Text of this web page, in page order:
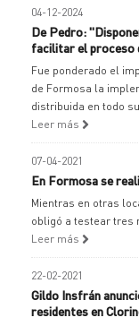
04-12-2024
De Pedro:
facilitar el proceso
Fue ponderado el
de Formosa la
distribuida en todo
Leer más
07-04-2021
En Formosa se
Mientras en otras
obligó a testear tres
Leer más
22-02-2021
Gildo Insfrán
residentes en